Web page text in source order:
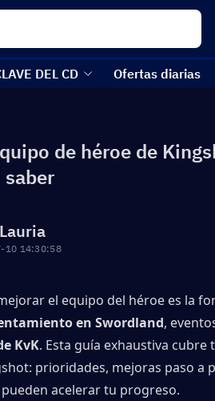
DEL CD Ofertas diarias
de héroe de
saber
10 14:30:58
el equipo del héroe es la
en Swordland,
KvK. Esta guía exhaustiva
prioridades, mejoras paso a
pueden acelerar tu progreso.